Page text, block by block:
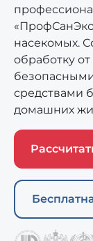
насекомых.
обработку
средствами
домашних